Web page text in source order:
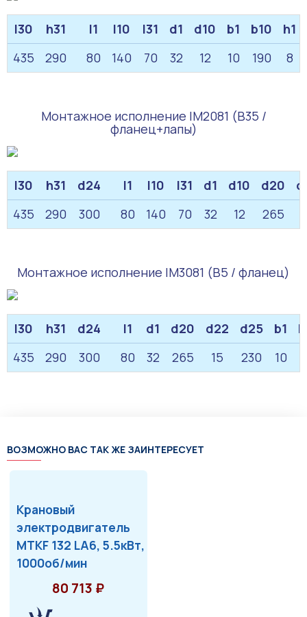
l30 h31 l1 l10 l31 d1 d10 b1 b10
h1
435
290 80 140 70 32 12 10 190 8
Монтажное исполнение IM2081 (B35 /
фланец+лапы)
l30 h31 d24 l1 l10 l31 d1 d10 d20
435
290 300 80 140 70 32 12 265
Монтажное исполнение IM3081 (B5 / фланец)
l30 h31 d24 l1 d1 d20 d22 d25 b1
435
290 300 80 32 265 15 230 10
ВОЗМОЖНО ВАС ТАК ЖЕ ЗАИНТЕРЕСУЕТ
Крановый
электродвигатель
MTKF 132 LA6, 5.5кВт,
1000об/мин
80 713 ₽